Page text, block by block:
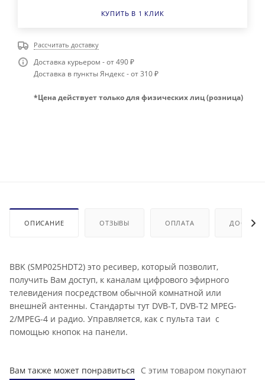
КУПИТЬ В 1 КЛИК
Рассчитать доставку
Доставка курьером - от 490 ₽
Доставка в пункты Яндекс - от 310 ₽
*Цена действует только для физических лиц (розница)
ОПИСАНИЕ ОТЗЫВЫ ОПЛАТА
BBK (SMP025HDT2) это ресивер, который позволит,
получить Вам доступ, к каналам цифрового эфирного
телевидения посредством обычной комнатной или
внешней антенны. Стандарты тут DVB-T, DVB-T2 MPEG-
2/MPEG-4 и радио. Управляется, как с пульта таи с
помощью кнопок на панели.
Вам также может понравиться С этим товаром покупают